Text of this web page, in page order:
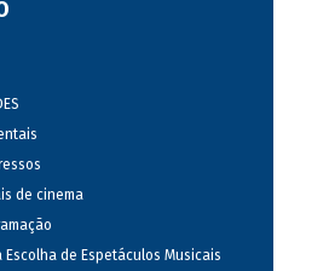
de cinema
Escolha de Espetáculos Musicais